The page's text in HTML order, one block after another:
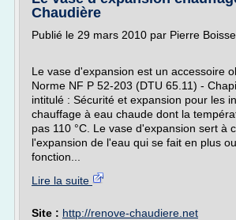
Chaudière
Publié le 29 mars 2010 par Pierre
Le vase d'expansion est un accessoire
Norme NF P 52-203 (DTU 65.11) -
intitulé : Sécurité et expansion pour les
chauffage à eau chaude dont la
pas 110 °C. Le vase d'expansion sert à
l'expansion de l'eau qui se fait en plus
fonction...
Lire la suite
Site : http://renove-chaudiere.net